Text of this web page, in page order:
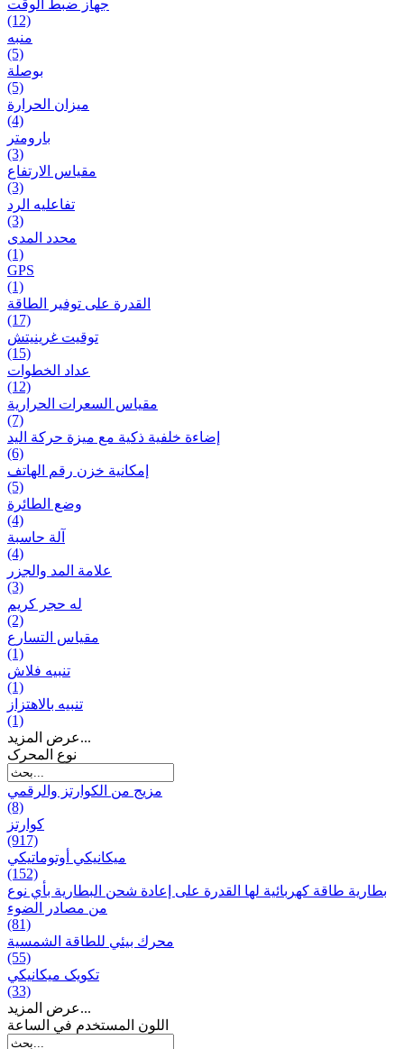
جهاز ضبط الوقت
(12)
منبه
(5)
بوصلة
(5)
ميزان الحرارة
(4)
بارومتر
(3)
مقياس الارتفاع
(3)
تفاعلیه الرد
(3)
محدد المدى
(1)
GPS
(1)
القدرة على توفير الطاقة
(17)
توقيت غرينيتش
(15)
عداد الخطوات
(12)
مقیاس السعرات الحرارية
(7)
إضاءة خلفية ذكية مع ميزة حرکة اليد
(6)
إمكانية خزن رقم الهاتف
(5)
وضع الطائرة
(4)
آلة حاسبة
(4)
علامة المد والجزر
(3)
له حجر كريم
(2)
مقياس التسارع
(1)
تنبيه فلاش
(1)
تنبيه بالاهتزاز
(1)
عرض المزيد...
نوع المحرک
مزيج من الكوارتز والرقمي
(8)
كوارتز
(917)
ميكانيكي أوتوماتيكي
(152)
بطارية طاقة كهربائية لها القدرة على إعادة شحن البطارية بأي نوع
من مصادر الضوء
(81)
محرك بيئي للطاقة الشمسية
(55)
تکویک ميكانيكي
(33)
عرض المزيد...
اللون المستخدم في الساعة